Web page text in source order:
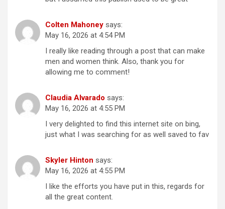
Colten Mahoney says:
May 16, 2026 at 4:54 PM
I really like reading through a post that can make
men and women think. Also, thank you for
allowing me to comment!
Claudia Alvarado says:
May 16, 2026 at 4:55 PM
I very delighted to find this internet site on bing,
just what I was searching for as well saved to fav
Skyler Hinton says:
May 16, 2026 at 4:55 PM
I like the efforts you have put in this, regards for
all the great content.